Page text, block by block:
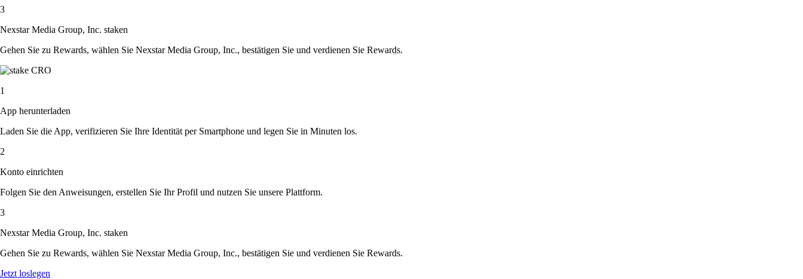
3
Nexstar Media Group, Inc. staken
Gehen Sie zu Rewards, wählen Sie Nexstar Media Group, Inc., bestätigen Sie und verdienen Sie Rewards.
1
App herunterladen
Laden Sie die App, verifizieren Sie Ihre Identität per Smartphone und legen Sie in Minuten los.
2
Konto einrichten
Folgen Sie den Anweisungen, erstellen Sie Ihr Profil und nutzen Sie unsere Plattform.
3
Nexstar Media Group, Inc. staken
Gehen Sie zu Rewards, wählen Sie Nexstar Media Group, Inc., bestätigen Sie und verdienen Sie Rewards.
Jetzt loslegen